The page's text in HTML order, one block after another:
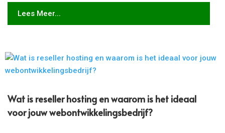
Lees Meer...
Wat is reseller hosting en waarom is het ideaal
voor jouw webontwikkelingsbedrijf?